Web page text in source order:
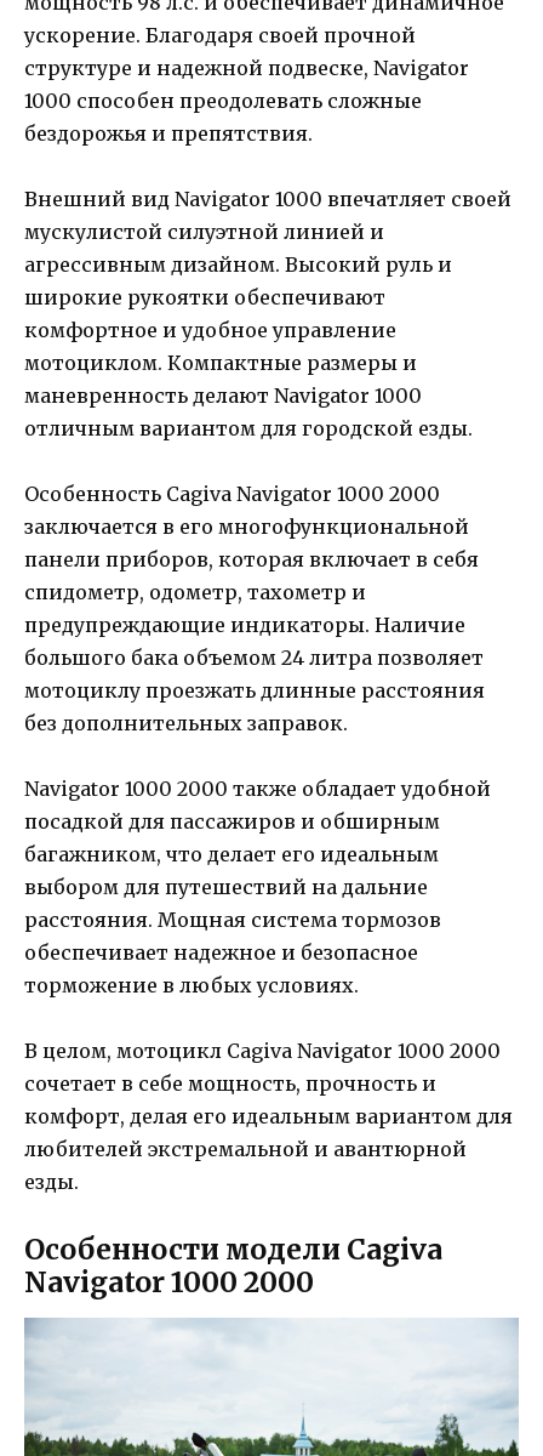
ускорение. Благодаря своей прочной
структуре и надежной подвеске, Navigator
1000 способен преодолевать сложные
бездорожья и препятствия.
Внешний вид Navigator 1000 впечатляет своей
мускулистой силуэтной линией и
агрессивным дизайном. Высокий руль и
широкие рукоятки обеспечивают
комфортное и удобное управление
мотоциклом. Компактные размеры и
маневренность делают Navigator 1000
отличным вариантом для городской езды.
Особенность Cagiva Navigator 1000 2000
заключается в его многофункциональной
панели приборов, которая включает в себя
спидометр, одометр, тахометр и
предупреждающие индикаторы. Наличие
большого бака объемом 24 литра позволяет
мотоциклу проезжать длинные расстояния
без дополнительных заправок.
Navigator 1000 2000 также обладает удобной
посадкой для пассажиров и обширным
багажником, что делает его идеальным
выбором для путешествий на дальние
расстояния. Мощная система тормозов
обеспечивает надежное и безопасное
торможение в любых условиях.
В целом, мотоцикл Cagiva Navigator 1000 2000
сочетает в себе мощность, прочность и
комфорт, делая его идеальным вариантом для
любителей экстремальной и авантюрной
езды.
Особенности модели Cagiva
Navigator 1000 2000